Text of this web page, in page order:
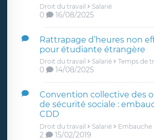
Droit du travail Salarié
0 16/08/2025
Rattrapage d’heures non
pour étudiante étrangère
Droit du travail Salarié Temps de
0 14/08/2025
Convention collective des
de sécurité sociale :
CDD
Droit du travail Salarié Embauche
2 15/02/2019